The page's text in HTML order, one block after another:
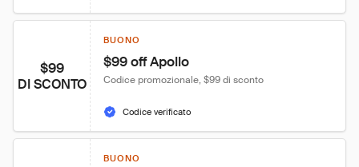
$99
DI SCONTO
BUONO
$99 off Apollo
Codice promozionale, $99 di sconto
Codice verificato
BUONO